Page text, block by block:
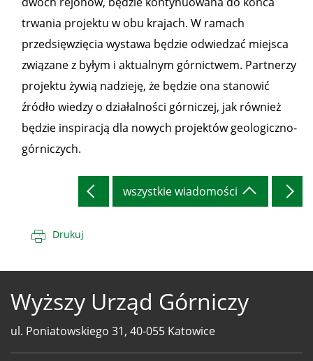
trwania projektu w obu krajach. W ramach
przedsięwzięcia wystawa będzie odwiedzać miejsca
związane z byłym i aktualnym górnictwem. Partnerzy
projektu żywią nadzieję, że będzie ona stanowić
źródło wiedzy o działalności górniczej, jak również
będzie inspiracją dla nowych projektów geologiczno-
górniczych.
wszystkie wiadomości
Drukuj
Wyższy Urząd Górniczy
ul. Poniatowskiego 31, 40-055 Katowice